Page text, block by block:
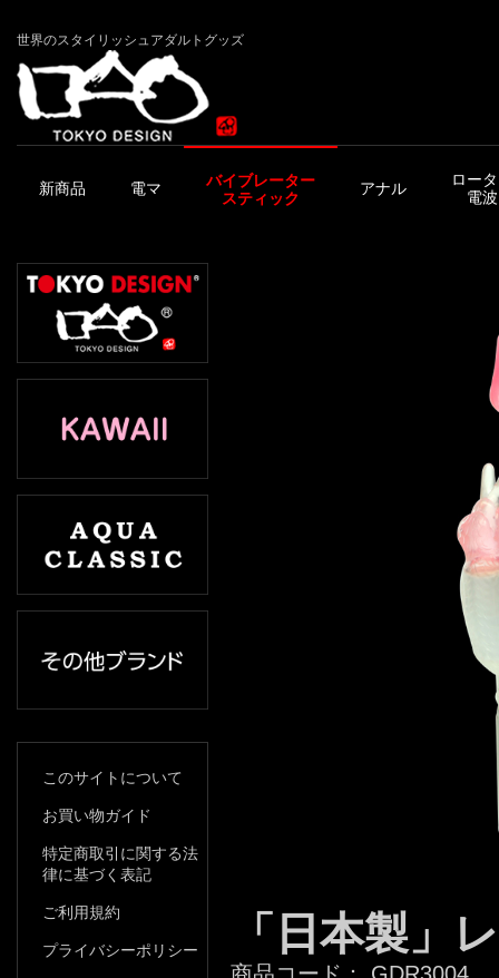
世界のスタイリッシュアダルトグッズ
新商品 電マ
バイブレーター
スティック
アナル
ロー
電波
このサイトについて
お買い物ガイド
特定商取引に関する法
律に基づく表記
ご利用規約
プライバシーポリシー 「日本製」